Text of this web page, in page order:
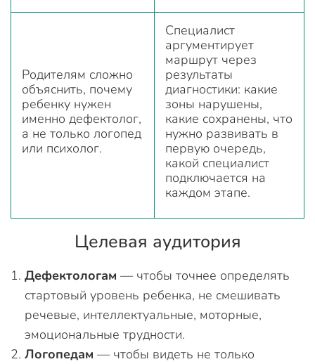
Родителям сложно
объяснить, почему
ребенку нужен
именно дефектолог,
а не только логопед
или психолог.
Специалист
аргументирует
маршрут через
результаты
диагностики: какие
зоны нарушены,
какие сохранены, что
нужно развивать в
первую очередь,
какой специалист
подключается на
каждом этапе.
Целевая аудитория
Дефектологам — чтобы точнее определять
стартовый уровень ребенка, не смешивать
речевые, интеллектуальные, моторные,
эмоциональные трудности.
Логопедам — чтобы видеть не только